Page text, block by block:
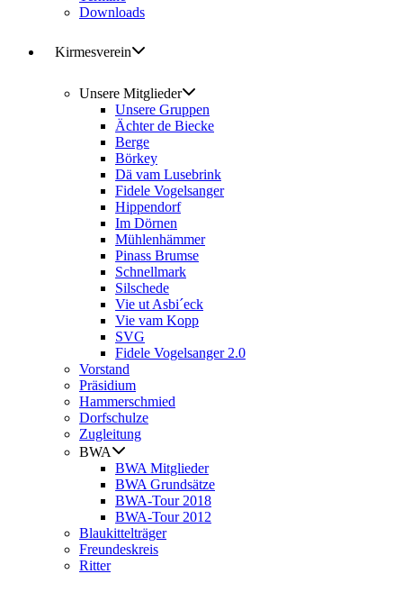
Downloads
Kirmesverein
Unsere Mitglieder
Unsere Gruppen
Ächter de Biecke
Berge
Börkey
Dä vam Lusebrink
Fidele Vogelsanger
Hippendorf
Im Dörnen
Mühlenhämmer
Pinass Brumse
Schnellmark
Silschede
Vie ut Asbi´eck
Vie vam Kopp
SVG
Fidele Vogelsanger 2.0
Vorstand
Präsidium
Hammerschmied
Dorfschulze
Zugleitung
BWA
BWA Mitglieder
BWA Grundsätze
BWA-Tour 2018
BWA-Tour 2012
Blaukittelträger
Freundeskreis
Ritter